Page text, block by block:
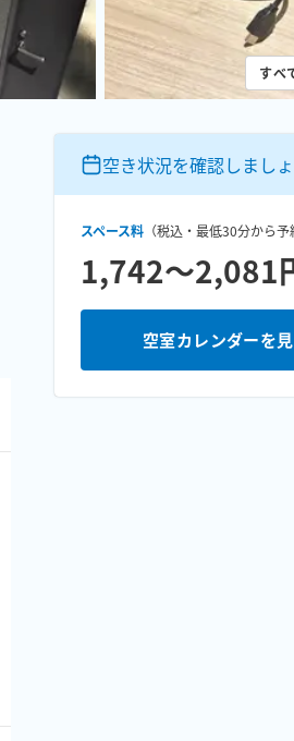
すべ
空き状況を確認しまし
スペース料 （税込・最低30分から予
1,742〜2,081
空室カレンダーを